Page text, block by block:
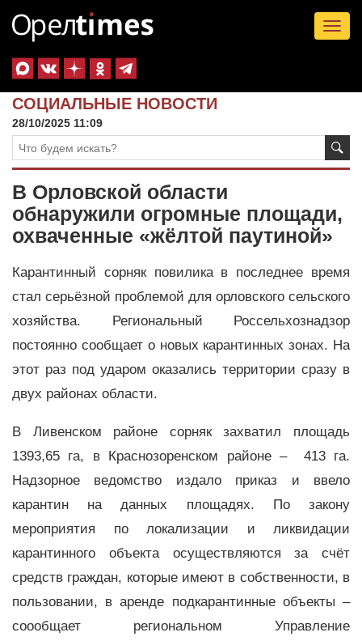
СОЦИАЛЬНЫЕ НОВОСТИ
28/10/2025 11:09
В Орловской области
обнаружили огромные площади,
охваченные «жёлтой паутиной»
Карантинный сорняк повилика в последнее время
стал серьёзной проблемой для орловского сельского
хозяйства. Региональный Россельхознадзор
постоянно сообщает о новых карантинных зонах. На
этот раз под ударом оказались территории сразу в
двух районах области.
В Ливенском районе сорняк захватил площадь
1393,65 га, в Краснозоренском районе – 413 га.
Надзорное ведомство издало приказ и ввело
карантин на данных площадях. По закону
мероприятия по локализации и ликвидации
карантинного объекта осуществляются за счёт
средств граждан, которые имеют в собственности, в
пользовании, в аренде подкарантинные объекты –
соообщает региональном Управление